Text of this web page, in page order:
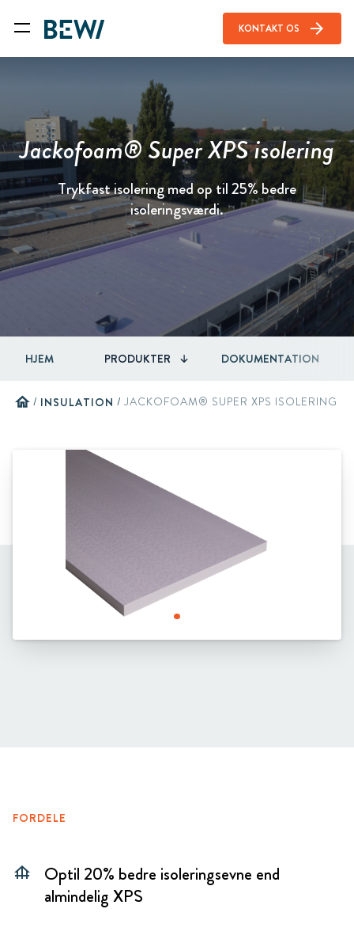
KONTAKT OS arrow_forward
Jackofoam® Super XPS isolering
Trykfast isolering med op til 25% bedre
isoleringsværdi.
HJEM PRODUKTER DOKUMENTATION
home / INSULATION / JACKOFOAM® SUPER XPS ISOLERING
FORDELE
foundation
Optil 20% bedre isoleringsevne end
almindelig XPS